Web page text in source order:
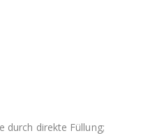
durch direkte Füllung;